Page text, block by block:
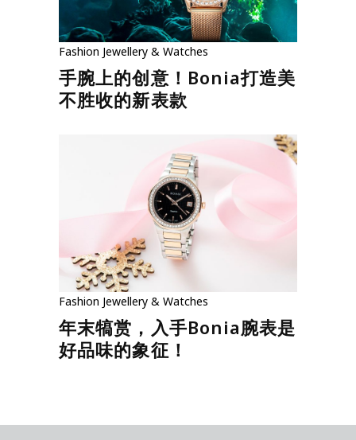
Fashion Jewellery & Watches
手腕上的创意！Bonia打造美
不胜收的新表款
Fashion Jewellery & Watches
年末犒赏，入手Bonia腕表是
好品味的象征！